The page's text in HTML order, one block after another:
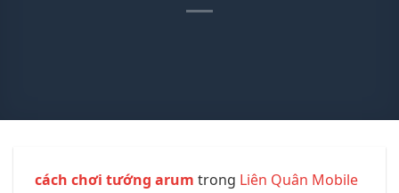
cách chơi tướng arum trong Liên Quân Mobile